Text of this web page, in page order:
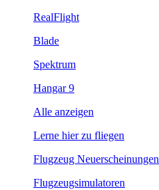
RealFlight
Blade
Spektrum
Hangar 9
Alle anzeigen
Lerne hier zu fliegen
Flugzeug Neuerscheinungen
Flugzeugsimulatoren